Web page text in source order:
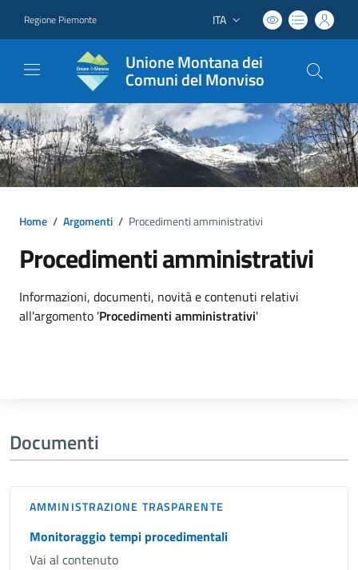
Regione Piemonte Lingua attiva:
ITA
Unione Montana dei
Comuni del Monviso
Home / Argomenti / Procedimenti amministrativi
Procedimenti amministrativi
Dettagli argomento
Informazioni, documenti, novità e contenuti relativi
all'argomento 'Procedimenti amministrativi'
Documenti
AMMINISTRAZIONE TRASPARENTE
Monitoraggio tempi procedimentali
Vai al contenuto